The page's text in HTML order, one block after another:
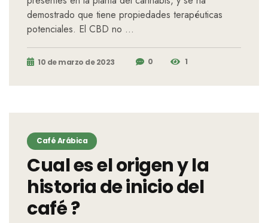
demostrado que tiene propiedades terapéuticas
potenciales. El CBD no …
10 de marzo de 2023 0 1
Café Arábica
Cual es el origen y la
historia de inicio del
café ?